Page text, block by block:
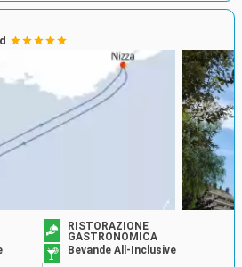
RISTORAZIONE
GASTRONOMICA
Bevande All-Inclusive